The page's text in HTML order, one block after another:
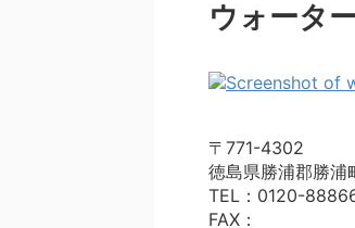
ウォータ
〒771-4302
徳島県勝浦郡勝浦
TEL：0120-
FAX：